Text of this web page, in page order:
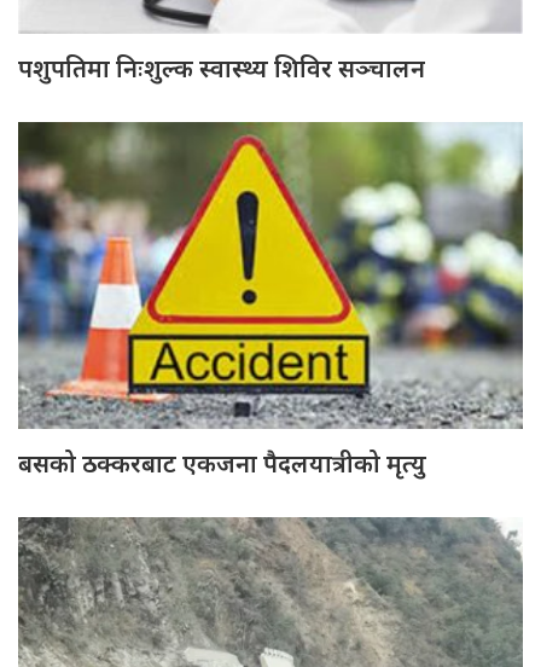
पशुपतिमा निःशुल्क स्वास्थ्य शिविर सञ्चालन
बसको ठक्करबाट एकजना पैदलयात्रीको मृत्यु